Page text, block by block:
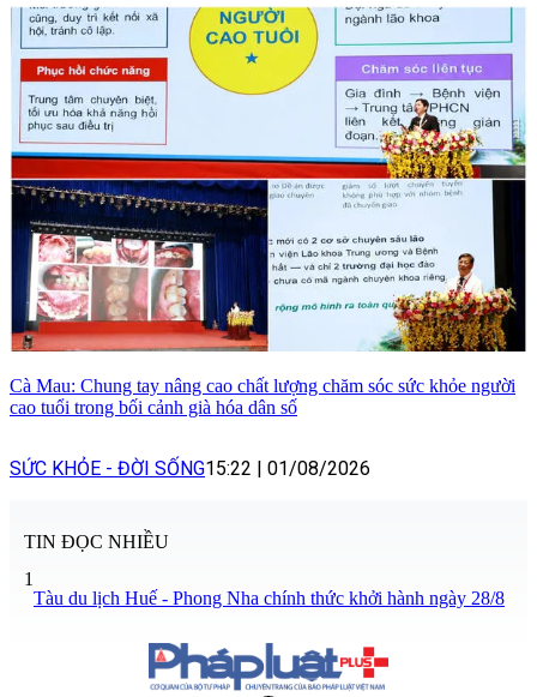
Cà Mau: Chung tay nâng cao chất lượng chăm sóc sức khỏe người
cao tuổi trong bối cảnh già hóa dân số
SỨC KHỎE - ĐỜI SỐNG15:22 01/08/2026
TIN ĐỌC NHIỀU
1
Tàu du lịch Huế - Phong Nha chính thức khởi hành ngày 28/8